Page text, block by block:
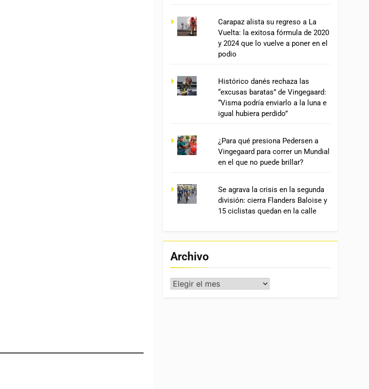
Carapaz alista su regreso a La
Vuelta: la exitosa fórmula de 2020
y 2024 que lo vuelve a poner en el
podio
Histórico danés rechaza las
“excusas baratas” de Vingegaard:
“Visma podría enviarlo a la luna e
igual hubiera perdido”
¿Para qué presiona Pedersen a
Vingegaard para correr un Mundial
en el que no puede brillar?
Se agrava la crisis en la segunda
división: cierra Flanders Baloise y
15 ciclistas quedan en la calle
Archivo
Archivo